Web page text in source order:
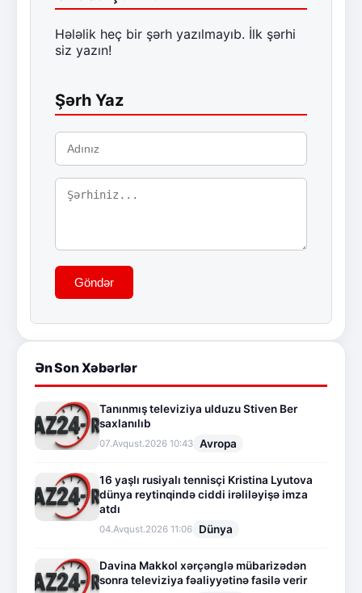
Hələlik heç bir şərh yazılmayıb. İlk şərhi
siz yazın!
Şərh Yaz
Göndər
Ən Son Xəbərlər
Tanınmış televiziya ulduzu Stiven Ber
saxlanılıb
07.Avqust.2026 10:43 Avropa
16 yaşlı rusiyalı tennisçi Kristina Lyutova
dünya reytinqində ciddi irəliləyişə imza
atdı
04.Avqust.2026 11:06 Dünya
Davina Makkol xərçənglə mübarizədən
sonra televiziya fəaliyyətinə fasilə verir